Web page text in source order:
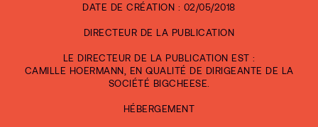
DATE DE CRÉATION : 02/05/2018
DIRECTEUR DE LA PUBLICATION
LE DIRECTEUR DE LA PUBLICATION EST :
CAMILLE HOERMANN, EN QUALITÉ DE DIRIGEANTE DE LA
SOCIÉTÉ BIGCHEESE.
HÉBERGEMENT